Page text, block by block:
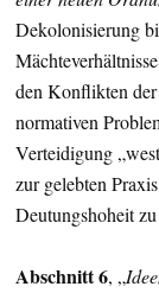
Dekolonisierung
den Konflikten
normativen
Verteidigung
zur gelebten
Deutungshoheit
Abschnitt 6, „